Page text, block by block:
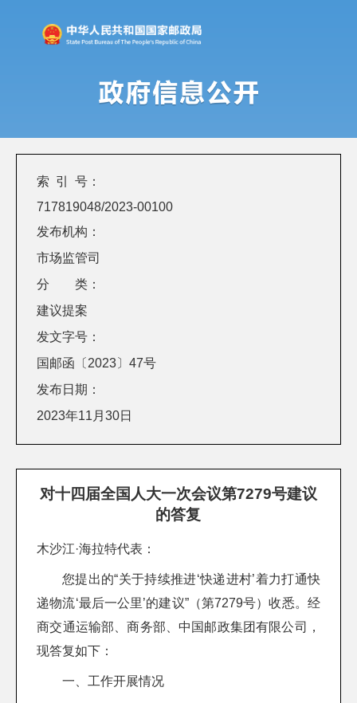
索 引 号：
717819048/2023-00100
发布机构：
市场监管司
分 类：
建议提案
发文字号：
国邮函〔2023〕47号
发布日期：
2023年11月30日
对十四届全国人大一次会议第7279号建议
的答复
木沙江·海拉特代表：
您提出的“关于持续推进‘快递进村’着力打通快
递物流‘最后一公里’的建议”（第7279号）收悉。经
商交通运输部、商务部、中国邮政集团有限公司，
现答复如下：
一、工作开展情况